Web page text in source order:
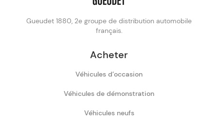
Gueudet 1880, 2e groupe de distribution automobile
français.
Acheter
Véhicules d’occasion
Véhicules de démonstration
Véhicules neufs